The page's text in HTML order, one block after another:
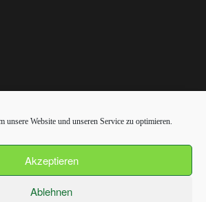
unsere Website und unseren Service zu optimieren.
Akzeptieren
Ablehnen
Das Wetter in Leck
Rechtliches
Impressum
Datenschutzerklärung